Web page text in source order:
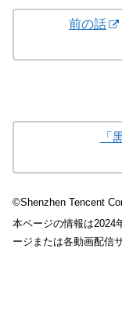
前の話
「
©Shenzhen Tencent
本ページの情報は2024
ージまたは各動画配信